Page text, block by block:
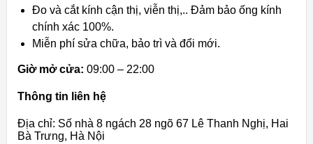
Đo và cắt kính cận thị, viễn thị,.. Đảm bảo ống kính
chính xác 100%.
Miễn phí sửa chữa, bảo trì và đổi mới.
Giờ mở cửa: 09:00 – 22:00
Thông tin liên hệ
Địa chỉ: Số nhà 8 ngách 28 ngõ 67 Lê Thanh Nghị, Hai
Bà Trưng, Hà Nội